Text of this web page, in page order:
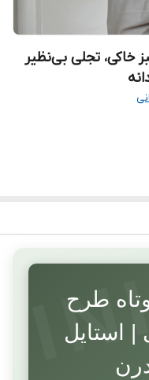
خاکی، تجلی بی‌نظیر
طرح
استایل